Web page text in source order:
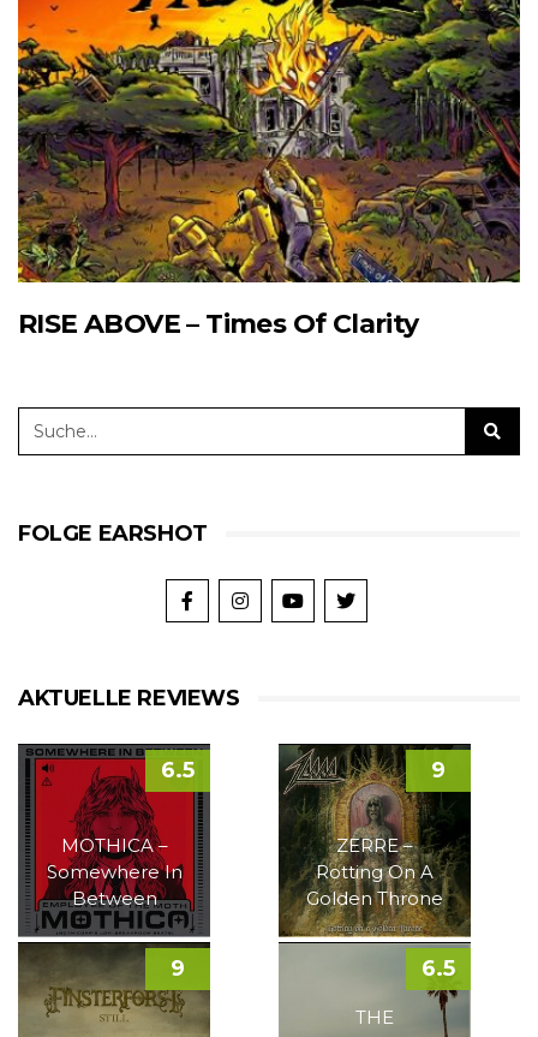
RISE ABOVE – Times Of Clarity
FOLGE EARSHOT
AKTUELLE REVIEWS
MOTHICA –
Somewhere In
Between
6.5
ZERRE –
Rotting On A
Golden Throne
9
9
THE
6.5